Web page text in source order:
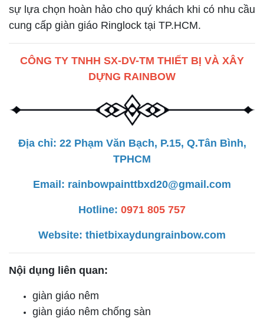
sự lựa chọn hoàn hảo cho quý khách khi có nhu cầu
cung cấp giàn giáo Ringlock tại TP.HCM.
CÔNG TY TNHH SX-DV-TM THIẾT BỊ VÀ XÂY
DỰNG RAINBOW
Địa chỉ: 22 Phạm Văn Bạch, P.15, Q.Tân Bình,
TPHCM
Email: rainbowpainttbxd20@gmail.com
Hotline: 0971 805 757
Website: thietbixaydungrainbow.com
Nội dụng liên quan:
giàn giáo nêm
giàn giáo nêm chống sàn